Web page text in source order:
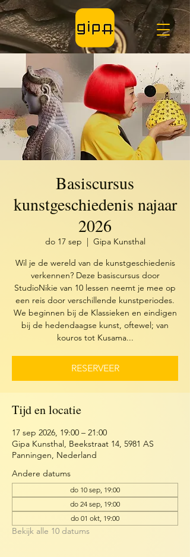
Basiscursus
kunstgeschiedenis najaar
2026
do 17 sep
  |
Gipa Kunsthal
Wil je de wereld van de kunstgeschiedenis
verkennen? Deze basiscursus door
StudioNikie van 10 lessen neemt je mee op
een reis door verschillende kunstperiodes.
We beginnen bij de Klassieken en eindigen
bij de hedendaagse kunst, oftewel; van
kouros tot Kusama...
RESERVEER
Tijd en locatie
17 sep 2026, 19:00 – 21:00
Gipa Kunsthal, Beekstraat 14, 5981 AS
Panningen, Nederland
Andere datums
do 10 sep, 19:00
do 24 sep, 19:00
do 01 okt, 19:00
Bekijk alle 10 datums